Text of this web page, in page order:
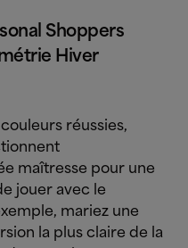
Shoppers
Hiver
réussies,
maîtresse pour une
jouer avec le
mariez une
la plus claire de la